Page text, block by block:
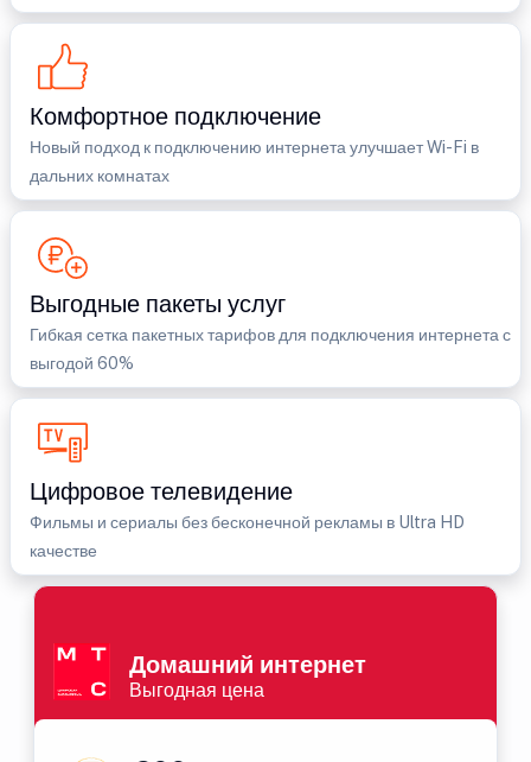
Комфортное подключение
Новый подход к подключению интернета улучшает Wi-Fi в
дальних комнатах
Выгодные пакеты услуг
Гибкая сетка пакетных тарифов для подключения интернета с
выгодой 60%
Цифровое телевидение
Фильмы и сериалы без бесконечной рекламы в Ultra HD
качестве
Домашний интернет
Выгодная цена